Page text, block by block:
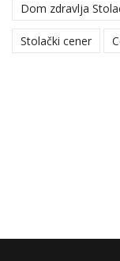
Dom zdravlja
Stolački cener